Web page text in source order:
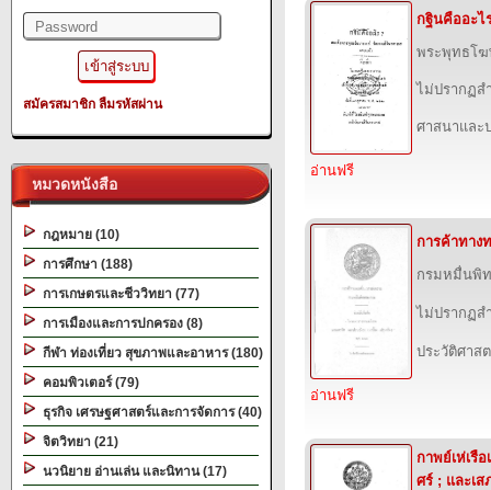
สมัครสมาชิก ลืมรหัสผ่าน
หมวดหนังสือ
กฎหมาย (10)
การศึกษา (188)
การเกษตรและชีววิทยา (77)
การเมืองและการปกครอง (8)
กีฬา ท่องเที่ยว สุขภาพและอาหาร (180)
คอมพิวเตอร์ (79)
ธุรกิจ เศรษฐศาสตร์และการจัดการ (40)
จิตวิทยา (21)
นวนิยาย อ่านเล่น และนิทาน (17)
กฐินคืออะไ
พระพุทธโฆ
ไม่ปรากฏ
ศาสนาและ
อ่านฟรี
การค้าทาง
กรมหมื่นพิ
ไม่ปรากฏ
ประวัติศาส
อ่านฟรี
กาพย์เห่เรือ
ศร์ ; และเส